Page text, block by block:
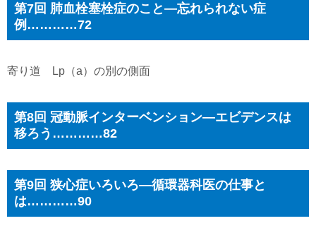
第7回 肺血栓塞栓症のこと―忘れられない症
例…………72
寄り道 Lp（a）の別の側面
第8回 冠動脈インターベンション―エビデンスは
移ろう…………82
第9回 狭心症いろいろ―循環器科医の仕事と
は…………90